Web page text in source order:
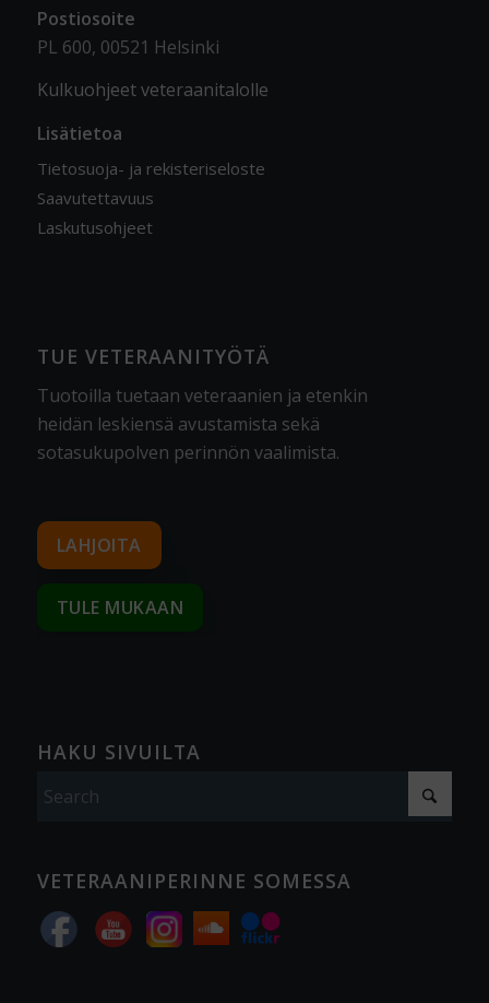
Postiosoite
PL 600, 00521 Helsinki
Kulkuohjeet veteraanitalolle
Lisätietoa
Tietosuoja- ja rekisteriseloste
Saavutettavuus
Laskutusohjeet
TUE VETERAANITYÖTÄ
Tuotoilla tuetaan veteraanien ja etenkin
heidän leskiensä avustamista sekä
sotasukupolven perinnön vaalimista.
LAHJOITA
TULE MUKAAN
HAKU SIVUILTA
VETERAANIPERINNE SOMESSA